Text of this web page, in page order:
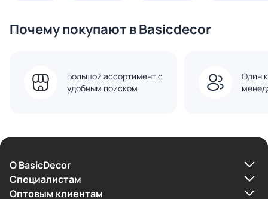
Почему покупают в Basicdecor
Большой ассортимент с
удобным поиском
Один
О BasicDecor
Cпециалистам
Оптовым клиентам